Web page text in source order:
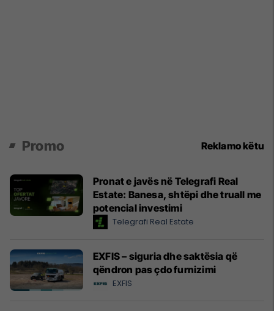
Promo Reklamo këtu
Pronat e javës në Telegrafi Real
Estate: Banesa, shtëpi dhe truall me
potencial investimi
Telegrafi Real Estate
EXFIS – siguria dhe saktësia që
qëndron pas çdo furnizimi
EXFIS